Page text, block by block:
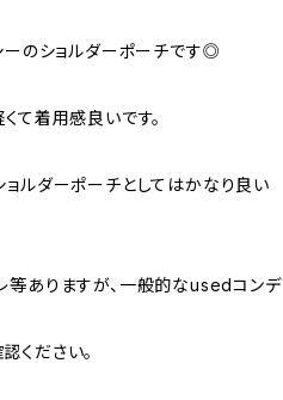
のショルダーポーチです◎
て着用感良いです。
ルダーポーチとしてはかなり良い
ありますが、一般的なusedコンデ
ください。